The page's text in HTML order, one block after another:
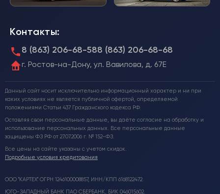
Контакты:
8 (863) 206-68-588 (863) 206-68-68
г. Ростов-на-Дону, ул. Вавилова, д. 67Е
Данный сайт носит исключительно информационный характер и ни при
каких условиях не является публичной офертой, определяемой
положениями Статьи 437 Гражданского кодекса РФ.
Оставляя свои персональные данные, вы даёте согласие на обработку и
использование персональных данных. Все персональные данные
защищены ФЗ РФ от 27.07.2006 г. № 152-ФЗ.
Все цены на сайте указаны с учетом скидок.
Подробные условия кредитования
ООО "КАРТЕХ" ОГРН 1246100008857, ИНН/КПП 6168122472.
ЮГО-ЗАПАДНЫЙ БАНК ПАО СБЕРБАНК, БИК 046015602.